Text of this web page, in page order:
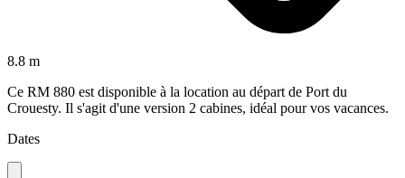
8.8 m
Ce RM 880 est disponible à la location au départ de Port du
Crouesty. Il s'agit d'une version 2 cabines, idéal pour vos vacances.
Dates